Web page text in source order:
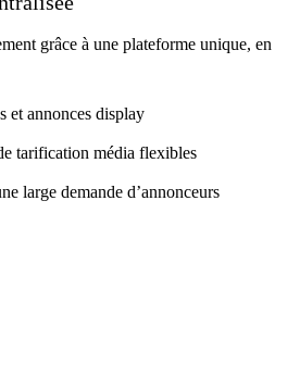
grâce à une plateforme unique, en
et annonces display
tarification média flexibles
large demande d’annonceurs